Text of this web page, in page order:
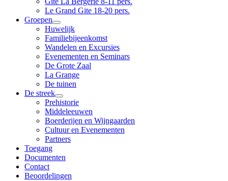
Le Grand Gite 18-20 pers.
Groepen
Huwelijk
Familiebijeenkomst
Wandelen en Excursies
Evenementen en Seminars
De Grote Zaal
La Grange
De tuinen
De streek
Prehistorie
Middeleeuwen
Boerderijen en Wijngaarden
Cultuur en Evenementen
Partners
Toegang
Documenten
Contact
Beoordelingen